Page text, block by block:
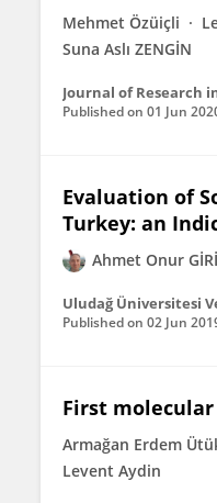
Mehmet Özüiçli
Suna Aslı ZENGİN
Journal of Research
Published on 01 Jun
Evaluation of
Turkey: an
Ahmet Onur
Uludağ Üniversitesi
Published on 02 Jun
First
Armağan Erdem
Levent Aydin